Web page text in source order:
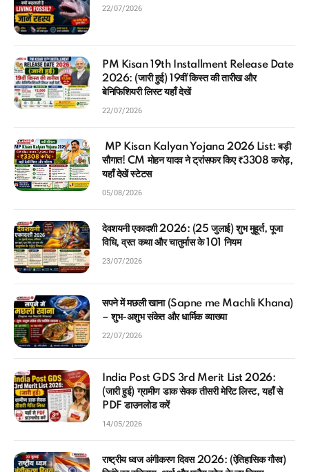
22/07/2026
PM Kisan 19th Installment Release Date
2026: (जारी हुई) 19वीं किस्त की तारीख और
बेनिफिशियरी लिस्ट यहाँ देखें
22/07/2026
MP Kisan Kalyan Yojana 2026 List: बड़ी
सौगात! CM मोहन यादव ने ट्रांसफर किए ₹3308 करोड़,
यहाँ देखें स्टेटस
05/08/2026
देवशयनी एकादशी 2026: (25 जुलाई) शुभ मुहूर्त, पूजा
विधि, व्रत कथा और चातुर्मास के 101 नियम
23/07/2026
सपने में मछली खाना (Sapne me Machli Khana)
– शुभ-अशुभ संकेत और धार्मिक व्याख्या
22/07/2026
India Post GDS 3rd Merit List 2026:
(जारी हुई) ग्रामीण डाक सेवक तीसरी मेरिट लिस्ट, यहाँ से
PDF डाउनलोड करें
14/05/2026
राष्ट्रीय ध्वज अंगीकरण दिवस 2026: (ऐतिहासिक गौरव)